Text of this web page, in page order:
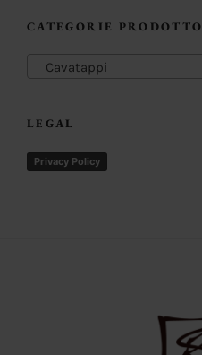
CATEGORIE PRODOTTO
Cavatappi
LEGAL
Privacy Policy